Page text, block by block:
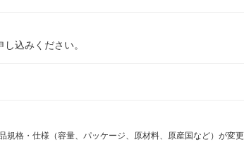
込みください。
格・仕様（容量、パッケージ、原材料、原産国など）が変更